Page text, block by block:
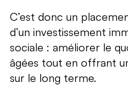
C’est donc un
d’un investissement
sociale : améliorer le
âgées tout en offrant
sur le long terme.